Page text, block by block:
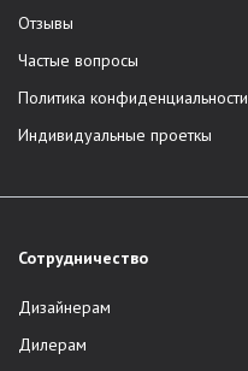
Отзывы
Частые вопросы
Политика конфиденциальности
Индивидуальные проеткы
Сотрудничество
Дизайнерам
Дилерам